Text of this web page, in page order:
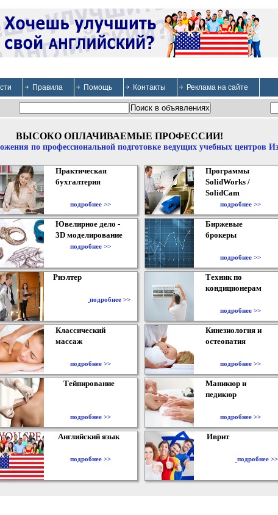
Правила Помощь Контакты Реклама на сайте
ВЫСОКО ОПЛАЧИВАЕМЫЕ ПРОФЕССИИ!
по профессиональной подготовке ведущих учебных центров
Практическая
бухгалтерия
подробнее >>
Программы
SolidWorks /
SolidCam
подробнее >>
Ювелирное дело -
3D моделирование
подробнее >>
Биржевые
брокеры
подробнее >>
Риэлтер
подробнее >>
Техник по
кондиционерам
подробнее >>
Классический
массаж
подробнее >>
Кинезиология и
остеопатия
подробнее >>
Тейпирование
подробнее >>
Маникюр и
педикюр
подробнее >>
Английский язык
подробнее >>
Иврит
подробнее >>